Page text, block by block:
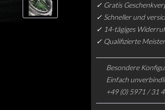
✓ Gratis
✓ Schneller und
✓ 14-tägiges
✓ Qualifizierte
Besondere
Einfach
+49 (0) 5971 / 31